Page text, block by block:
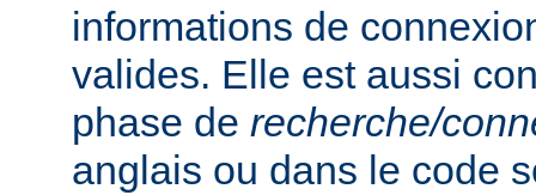
informations de
valides. Elle est aussi
phase de recherche/
anglais ou dans le code